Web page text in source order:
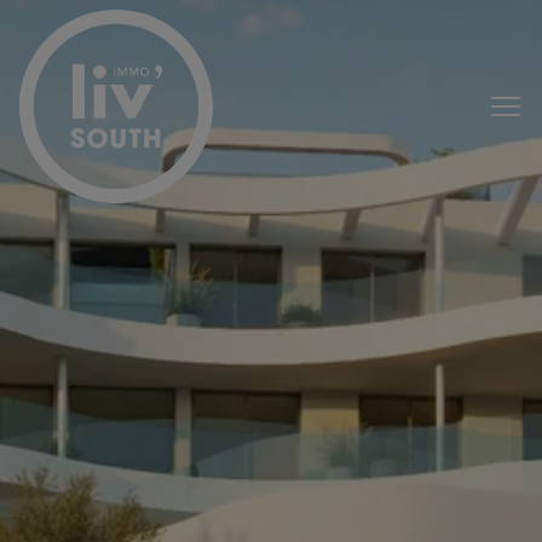
Passer le menu et aller au contenu